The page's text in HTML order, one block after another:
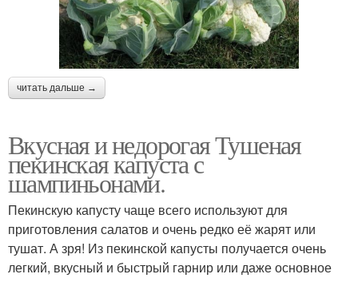
читать дальше →
Вкусная и недорогая Тушеная
пекинская капуста с
шампиньонами.
Пекинскую капусту чаще всего используют для
приготовления салатов и очень редко её жарят или
тушат. А зря! Из пекинской капусты получается очень
легкий, вкусный и быстрый гарнир или даже основное